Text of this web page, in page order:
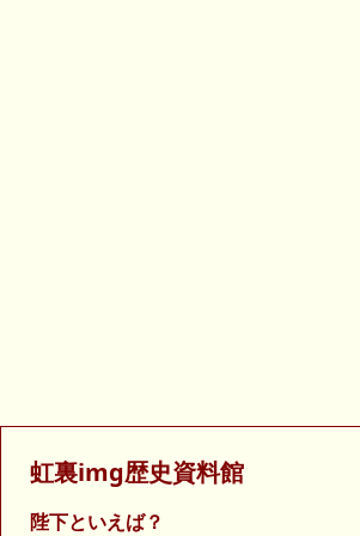
虹裏img歴史資料館
陛下といえば？